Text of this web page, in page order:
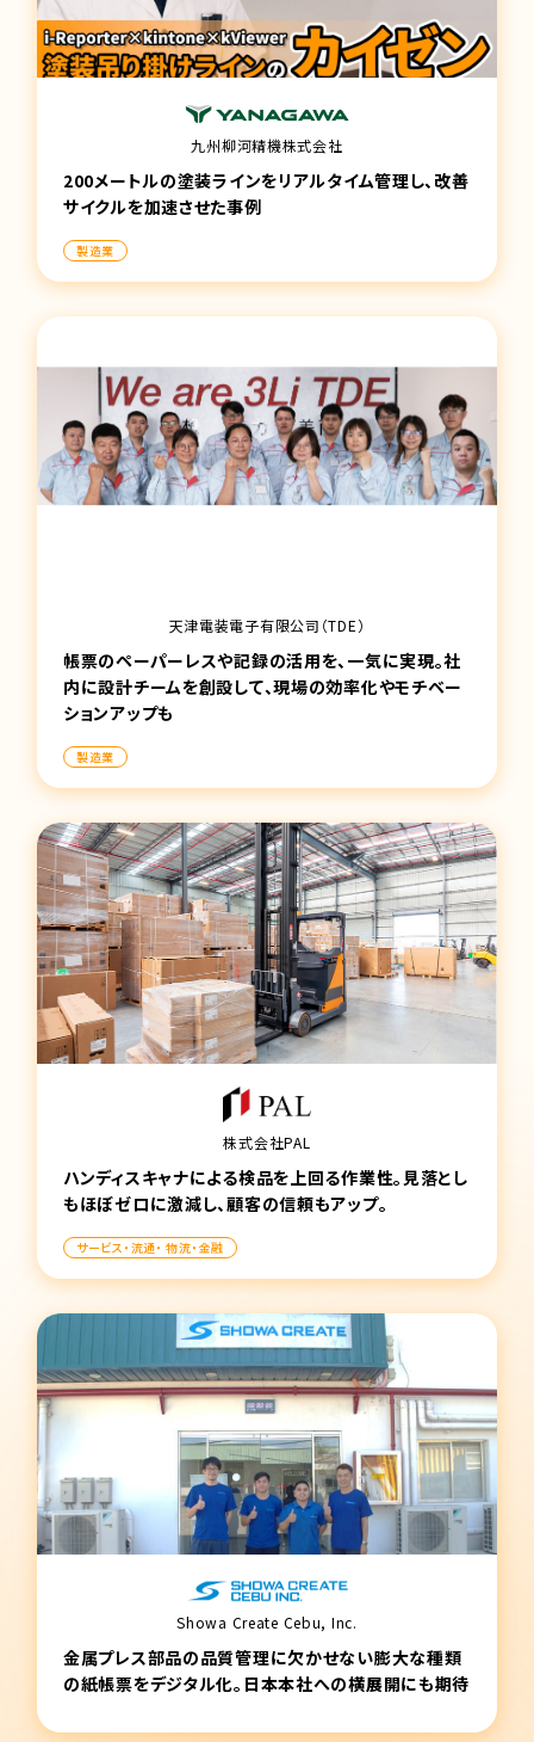
九州柳河精機株式会社
200メートルの塗装ラインをリアルタイム管理し、改善
サイクルを加速させた事例
製造業
天津電装電子有限公司（TDE）
帳票のペーパーレスや記録の活用を、一気に実現。社
内に設計チームを創設して、現場の効率化やモチベー
ションアップも
製造業
株式会社PAL
ハンディスキャナによる検品を上回る作業性。見落とし
もほぼゼロに激減し、顧客の信頼もアップ。
サービス・流通・ 物流・金融
Showa Create Cebu, Inc.
金属プレス部品の品質管理に欠かせない膨大な種類
の紙帳票をデジタル化。日本本社への横展開にも期待